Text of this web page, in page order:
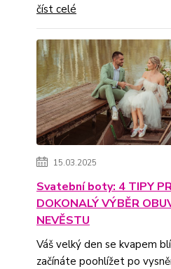
číst celé
15.03.2025
Svatební boty: 4 TIPY
DOKONALÝ VÝBĚR
NEVĚSTU
Váš velký den se kvapem
začínáte poohlížet po